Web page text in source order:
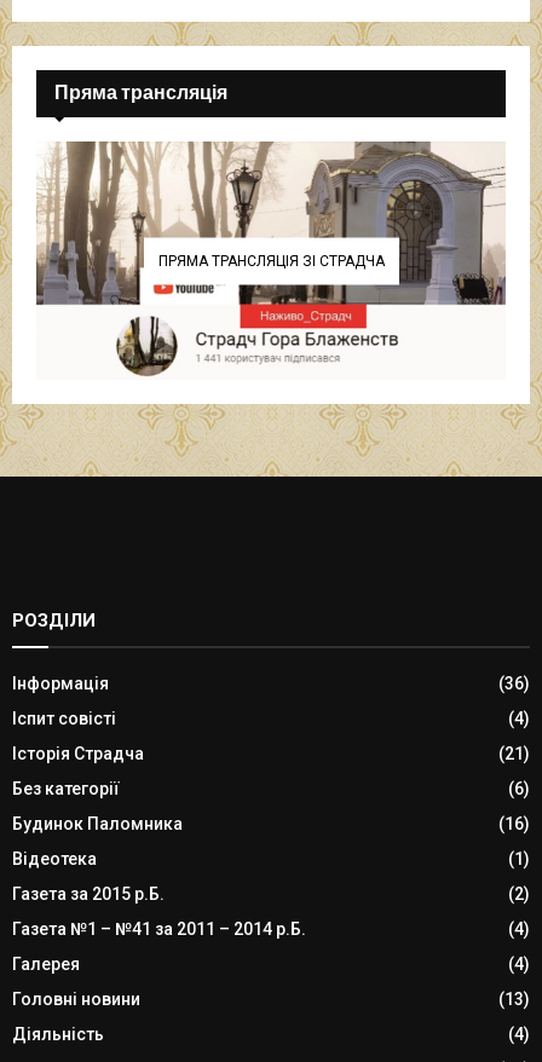
Пряма трансляція
ПРЯМА ТРАНСЛЯЦІЯ ЗІ СТРАДЧА
РОЗДІЛИ
Інформація
(36)
Іспит совісті
(4)
Історія Страдча
(21)
Без категорії
(6)
Будинок Паломника
(16)
Відеотека
(1)
Газета за 2015 р.Б.
(2)
Газета №1 – №41 за 2011 – 2014 р.Б.
(4)
Галерея
(4)
Головні новини
(13)
Діяльність
(4)